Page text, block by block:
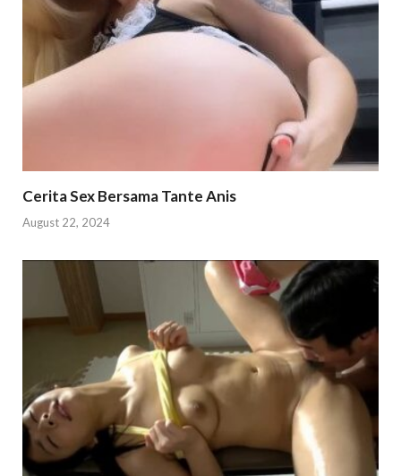
Cerita Sex Bersama Tante Anis
August 22, 2024